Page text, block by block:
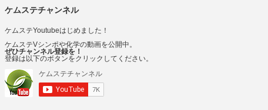
ケムステチャンネル
ケムステYoutubeはじめました！
ケムステVシンポや化学の動画を公開中。
ぜひチャンネル登録を！
登録は以下のボタンをクリックしてください。